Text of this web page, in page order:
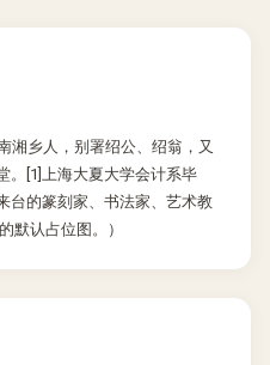
湘乡人，别署绍公、绍翁，又
。[1]上海大夏大学会计系毕
台的篆刻家、书法家、艺术教
默认占位图。）